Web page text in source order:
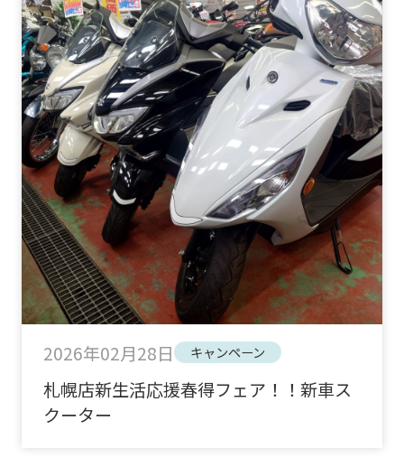
2026年02月28日 キャンペーン
札幌店新生活応援春得フェア！！新車ス
クーター